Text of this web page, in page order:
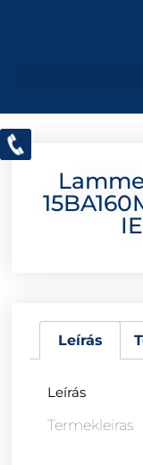
Leírás
Leírás
Termekleiras